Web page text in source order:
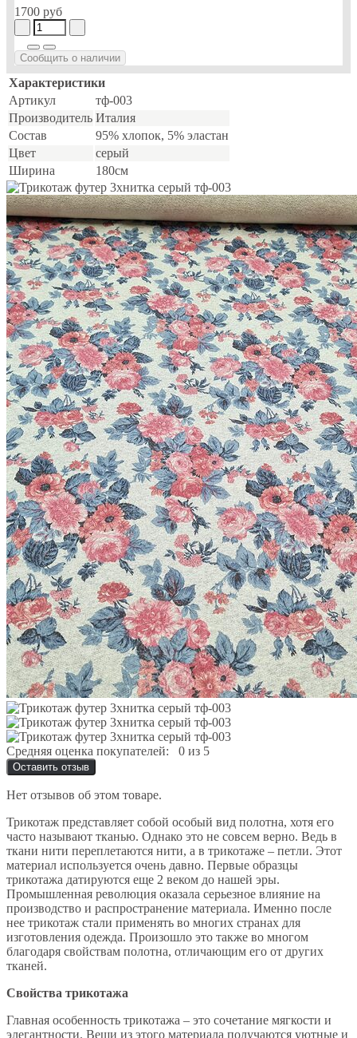
1700 руб
Сообщить о наличии
Характеристики
Артикул
тф-003
Производитель Италия
Состав
95% хлопок, 5% эластан
Цвет
серый
Ширина
180см
Средняя оценка покупателей: 0 из 5
Оставить отзыв
Нет отзывов об этом товаре.
Трикотаж представляет собой особый вид полотна, хотя его
часто называют тканью. Однако это не совсем верно. Ведь в
ткани нити переплетаются нити, а в трикотаже – петли. Этот
материал используется очень давно. Первые образцы
трикотажа датируются еще 2 веком до нашей эры.
Промышленная революция оказала серьезное влияние на
производство и распространение материала. Именно после
нее трикотаж стали применять во многих странах для
изготовления одежда. Произошло это также во многом
благодаря свойствам полотна, отличающим его от других
тканей.
Свойства трикотажа
Главная особенность трикотажа – это сочетание мягкости и
элегантности. Вещи из этого материала получаются уютные и